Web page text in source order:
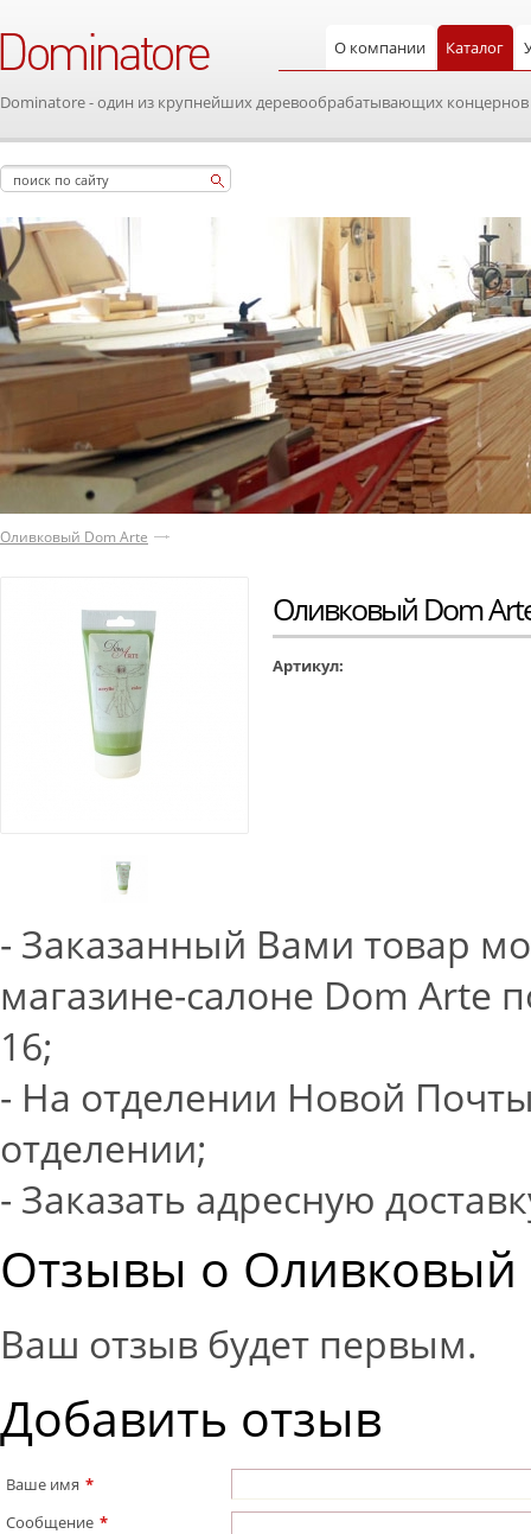
О компании Каталог
Dominatore - один из крупнейших деревообрабатывающих
Оливковый Dom Arte
Оливковый Dom
Артикул:
- Заказанный Вами товар
магазине-салоне Dom Arte
16;
- На отделении Новой
отделении;
- Заказать адресную
Отзывы о Оливковый
Ваш отзыв будет первым.
Добавить отзыв
Ваше имя *
Сообщение *